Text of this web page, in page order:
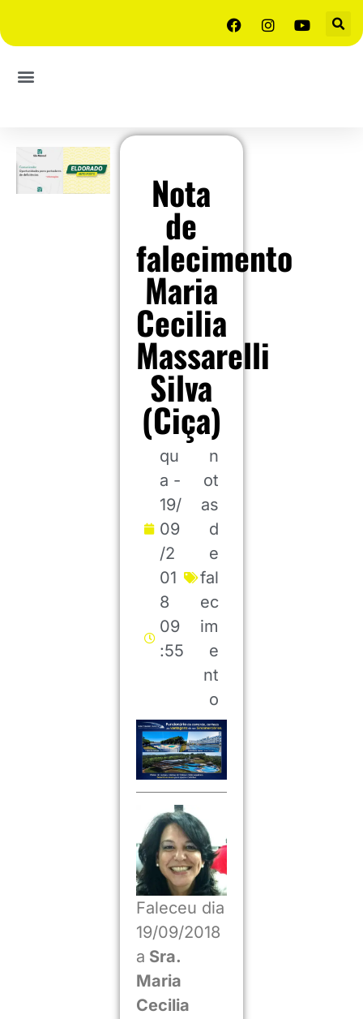
Nota
de
falecimento
Maria
Cecilia
Massarelli
Silva
(Ciça)
qu
a -
19/
09
/2
01
8
09
:55
n
ot
as
d
e
fal
ec
im
e
nt
o
Faleceu dia
19/09/2018
a Sra.
Maria
Cecilia